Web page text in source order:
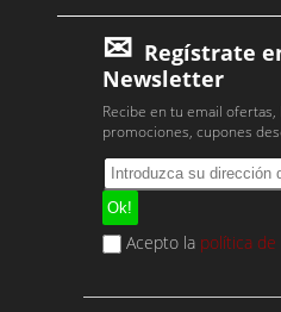
Regístrate
Newsletter
Recibe en tu email
promociones, cupones
Acepto la política de